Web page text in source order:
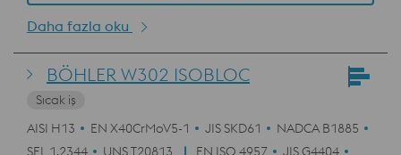
Daha fazla oku
BÖHLER W302 ISOBLOC
Sıcak iş
AISI H13
EN X40CrMoV5-1 JIS SKD61
NADCA B1885
SEL 1.2344
UNS T20813 EN ISO 4957
JIS G4404